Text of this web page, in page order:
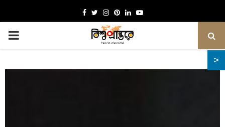
Facebook
TwitterInstagram
Pinterest
LinkedinYoutube
PRIMARY